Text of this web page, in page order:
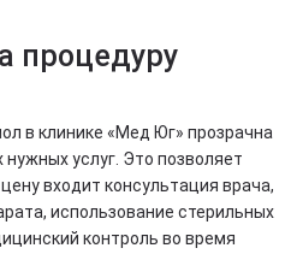
процедуру
в клинике «Мед Юг» прозрачна
услуг. Это позволяет
входит консультация врача,
использование стерильных
контроль во время